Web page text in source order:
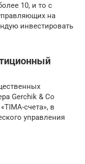
10, и то с
на
инвестировать
Gerchik & Co
счета», в
управления